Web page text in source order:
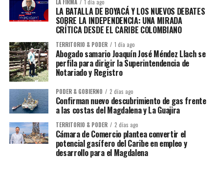
LA FIRMA 1 día ago
LA BATALLA DE BOYACÁ Y LOS NUEVOS DEBATES
SOBRE LA INDEPENDENCIA: UNA MIRADA
CRÍTICA DESDE EL CARIBE COLOMBIANO
TERRITORIO & PODER 1 día ago
Abogado samario Joaquín José Méndez Llach se
perfila para dirigir la Superintendencia de
Notariado y Registro
PODER & GOBIERNO 2 días ago
Confirman nuevo descubrimiento de gas frente
a las costas del Magdalena y La Guajira
TERRITORIO & PODER 2 días ago
Cámara de Comercio plantea convertir el
potencial gasífero del Caribe en empleo y
desarrollo para el Magdalena